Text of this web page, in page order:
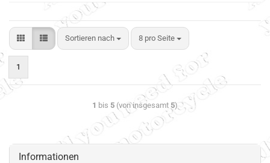
Sortieren nach 8 pro Seite
1
1 bis 5 (von insgesamt 5)
Informationen